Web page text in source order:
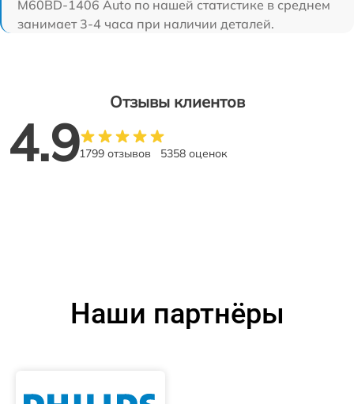
M60BD-1406 Auto по нашей статистике в среднем
занимает 3-4 часа при наличии деталей.
Отзывы клиентов
4.91799 отзывов 5358 оценок
Наши партнёры